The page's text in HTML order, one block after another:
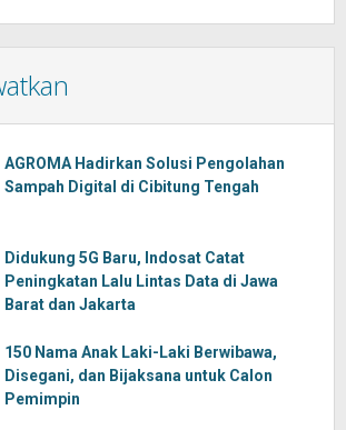
AGROMA Hadirkan Solusi Pengolahan
Sampah Digital di Cibitung Tengah
Didukung 5G Baru, Indosat Catat
Peningkatan Lalu Lintas Data di Jawa
Barat dan Jakarta
150 Nama Anak Laki-Laki Berwibawa,
Disegani, dan Bijaksana untuk Calon
Pemimpin